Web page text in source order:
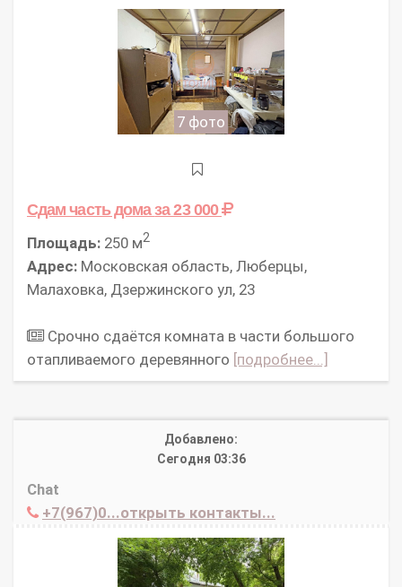
7 фото
Сдам часть домаза 23 000
Площадь: 250 м2
Адрес: Московская область, Люберцы,
Малаховка, Дзержинского ул, 23
Срочно сдаётся комната в части большого
отапливаемого деревянного [подробнее...]
Добавлено:
Сегодня 03:36
Chat
+7(967)0...открыть контакты...